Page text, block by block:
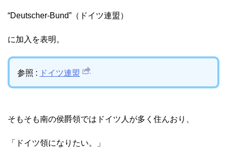
“Deutscher-Bund”（ドイツ連盟）
に加入を表明。
参照 : ドイツ連盟
そもそも南の侯爵領ではドイツ人が多く住んおり、
「ドイツ領になりたい。」